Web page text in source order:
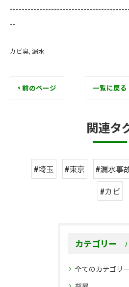
--
カビ臭 漏水
< 前のページ 一覧に戻る
関連タ
#埼玉 #東京 #漏水事
#カビ
カテゴリー
全てのカテゴリー